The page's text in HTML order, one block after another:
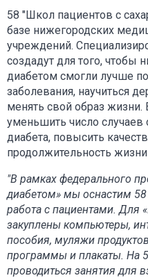
58 "Школ пациентов с
базе нижегородских
учреждений.
создадут для того,
диабетом смогли лучше
заболевания, научиться
менять свой образ жизни.
уменьшить число случаев
диабета, повысить
продолжительность
"В рамках федерального
диабетом» мы оснастим 58
работа с пациентами. Для
закуплены компьютеры,
пособия, муляжи
программы и плакаты. На
проводиться занятия для